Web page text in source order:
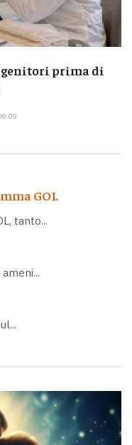
genitori prima di
GOL
tanto...